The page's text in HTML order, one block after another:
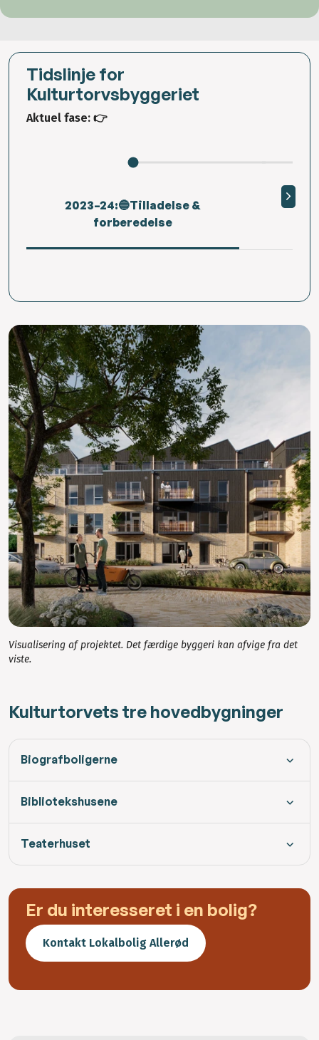
Tidslinje for
Kulturtorvsbyggeriet
Aktuel fase: 👉
2023–24:🔵Tilladelse &
forberedelse
Visualisering af projektet. Det færdige byggeri kan afvige fra det
viste.
Kulturtorvets tre hovedbygninger
Biografboligerne
Bibliotekshusene
Teaterhuset
Er du interesseret i en bolig?
Kontakt Lokalbolig Allerød